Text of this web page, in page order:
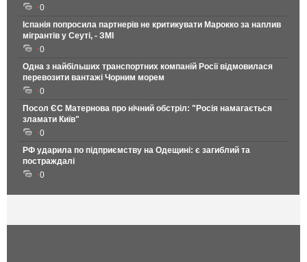
0
Іспанія попросила партнерів не критикувати Марокко за наплив
мігрантів у Сеуті, - ЗМІ
0
Одна з найбільших транспортних компаній Росії відмовилася
перевозити вантажі Чорним морем
0
Посол ЄС Матернова про нічний обстріл: "Росія намагається
зламати Київ"
0
РФ ударила по підприємству на Одещині: є загиблий та
постраждалі
0